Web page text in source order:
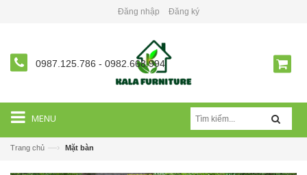
Đăng nhập Đăng ký
0987.125.786 - 0982.668.994
MENU
Trang chủ —› Mặt bàn